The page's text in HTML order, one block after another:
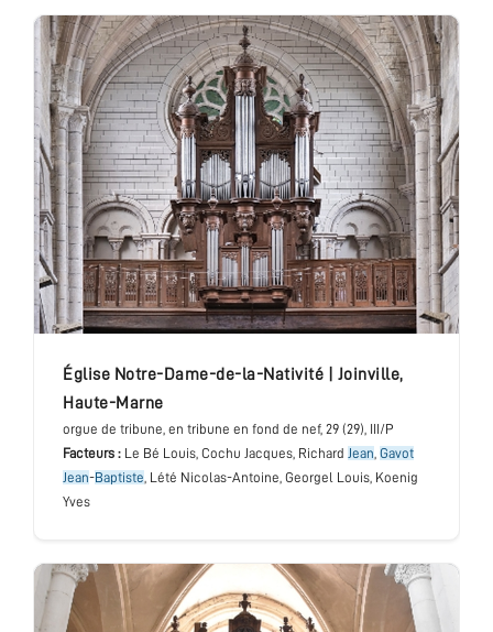
église Notre-Dame-de-la-Nativité Joinville,
Haute-Marne
orgue de tribune, en tribune en fond de nef, 29 (29), III/P
Facteurs : Le Bé Louis, Cochu Jacques, Richard Jean, Gavot
Jean-Baptiste, Lété Nicolas-Antoine, Georgel Louis, Koenig
Yves